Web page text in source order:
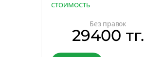
СТОИМОСТЬ
Без правок
29400 тг.